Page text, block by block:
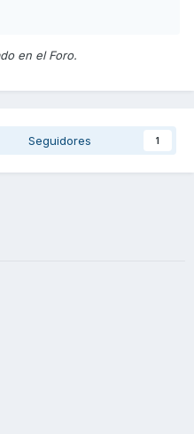
en el Foro.
Seguidores 1